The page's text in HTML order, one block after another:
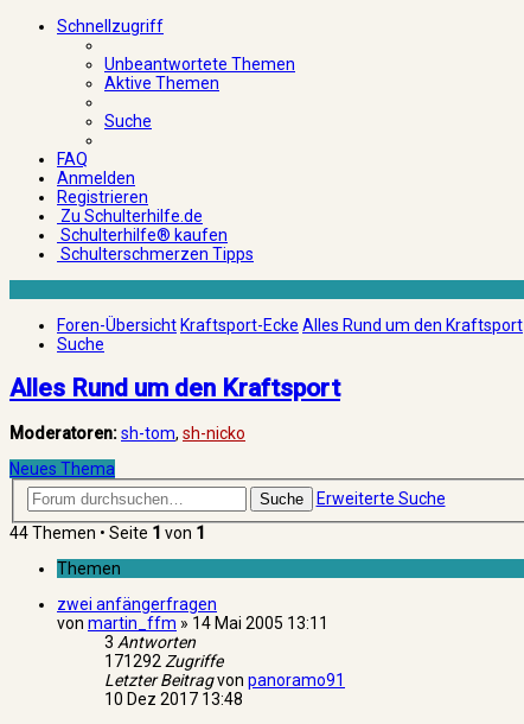
Schnellzugriff
Unbeantwortete Themen
Aktive Themen
Suche
FAQ
Anmelden
Registrieren
Zu Schulterhilfe.de
Schulterhilfe® kaufen
Schulterschmerzen Tipps
Foren-Übersicht Kraftsport-Ecke Alles Rund um den Kraftsport
Suche
Alles Rund um den Kraftsport
Moderatoren:sh-tom, sh-nicko
Neues Thema
Suche
Erweiterte Suche
44 Themen • Seite 1 von 1
Themen
zwei anfängerfragen
von martin_ffm » 14 Mai 2005 13:11
3 Antworten
171292Zugriffe
Letzter Beitragvon panoramo91
10 Dez 2017 13:48